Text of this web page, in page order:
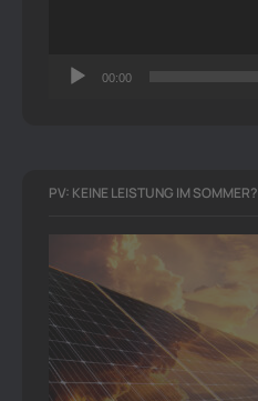
00:00
PV: KEINE LEISTUNG IM SOMMER?